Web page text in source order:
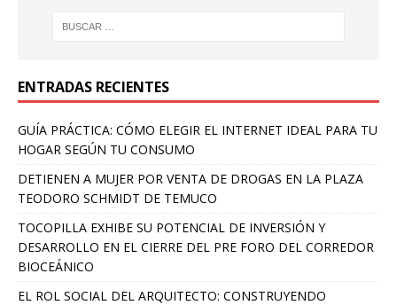
ENTRADAS RECIENTES
GUÍA PRÁCTICA: CÓMO ELEGIR EL INTERNET IDEAL PARA TU
HOGAR SEGÚN TU CONSUMO
DETIENEN A MUJER POR VENTA DE DROGAS EN LA PLAZA
TEODORO SCHMIDT DE TEMUCO
TOCOPILLA EXHIBE SU POTENCIAL DE INVERSIÓN Y
DESARROLLO EN EL CIERRE DEL PRE FORO DEL CORREDOR
BIOCEÁNICO
EL ROL SOCIAL DEL ARQUITECTO: CONSTRUYENDO